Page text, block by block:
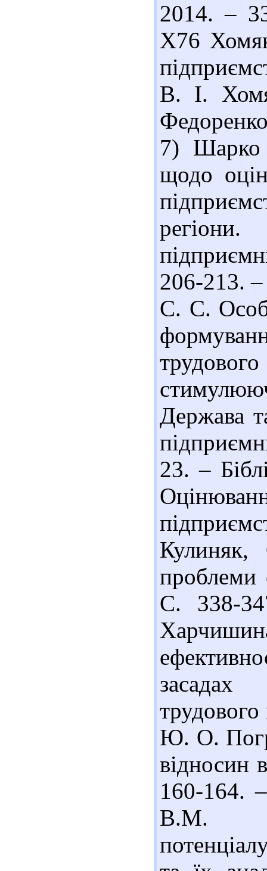
2014. –
Х76
В. І.
7) Шарко
щодо
206-213. –
С. С.
Держава
23. –
С. 338-
засадах
Ю. О.
відносин
160-164.
В.М.